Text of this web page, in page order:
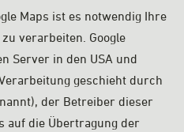
Maps ist es notwendig Ihre
verarbeiten. Google
Server in den USA und
geschieht durch
der Betreiber dieser
auf die Übertragung der